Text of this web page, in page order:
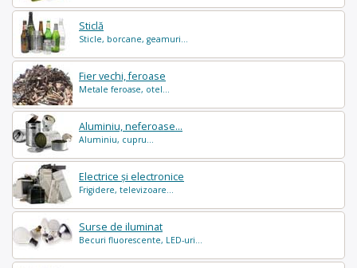
Sticlă
Sticle, borcane, geamuri...
Fier vechi, feroase
Metale feroase, otel...
Aluminiu, neferoase...
Aluminiu, cupru...
Electrice și electronice
Frigidere, televizoare...
Surse de iluminat
Becuri fluorescente, LED-uri...